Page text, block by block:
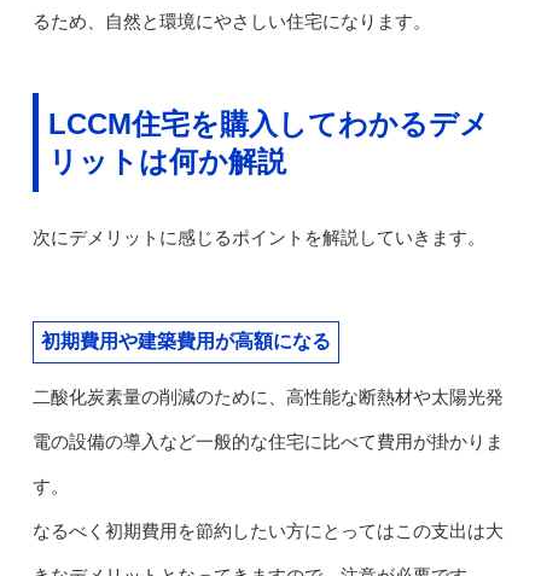
るため、自然と環境にやさしい住宅になります。
LCCM住宅を購入してわかるデメ
リットは何か解説
次にデメリットに感じるポイントを解説していきます。
初期費用や建築費用が高額になる
二酸化炭素量の削減のために、高性能な断熱材や太陽光発
電の設備の導入など一般的な住宅に比べて費用が掛かりま
す。
なるべく初期費用を節約したい方にとってはこの支出は大